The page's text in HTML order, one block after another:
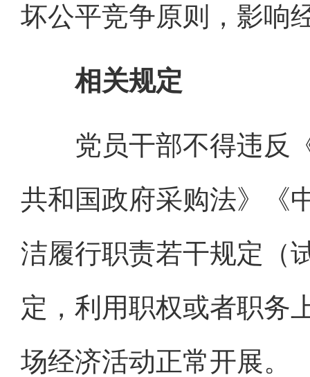
坏公平竞争原则，影响
相关规定
党员干部不得违反《
共和国政府采购法》《
洁履行职责若干规定（
定，利用职权或者职务
场经济活动正常开展。